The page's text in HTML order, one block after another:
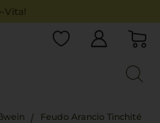
Vita!
Feudo Arancio Tinchité